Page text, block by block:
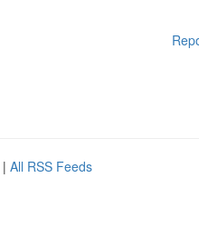
| All RSS Feeds